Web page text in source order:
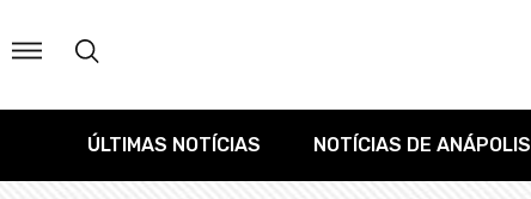
ÚLTIMAS NOTÍCIAS NOTÍCIAS DE ANÁPOLIS